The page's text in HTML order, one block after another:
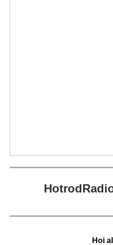
Hoi